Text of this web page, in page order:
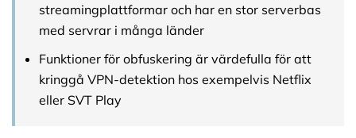
streamingplattformar och har en stor serverbas
med servrar i många länder
Funktioner för obfuskering är värdefulla för att
kringgå VPN-detektion hos exempelvis Netflix
eller SVT Play